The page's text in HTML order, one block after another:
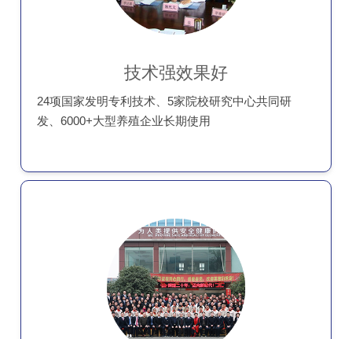
技术强效果好
24项国家发明专利技术、5家院校研究中心共同研
发、6000+大型养殖企业长期使用